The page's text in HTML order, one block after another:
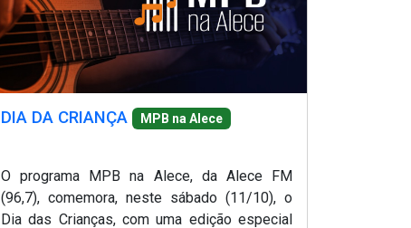
DIA DA CRIANÇA MPB na Alece
O programa MPB na Alece, da Alece FM
(96,7), comemora, neste sábado (11/10), o
Dia das Crianças, com uma edição especial